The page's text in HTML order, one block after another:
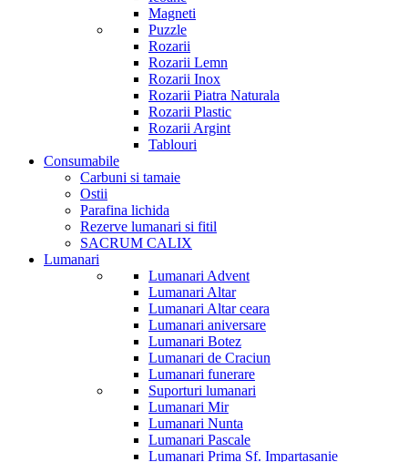
Magneti
Puzzle
Rozarii
Rozarii Lemn
Rozarii Inox
Rozarii Piatra Naturala
Rozarii Plastic
Rozarii Argint
Tablouri
Consumabile
Carbuni si tamaie
Ostii
Parafina lichida
Rezerve lumanari si fitil
SACRUM CALIX
Lumanari
Lumanari Advent
Lumanari Altar
Lumanari Altar ceara
Lumanari aniversare
Lumanari Botez
Lumanari de Craciun
Lumanari funerare
Suporturi lumanari
Lumanari Mir
Lumanari Nunta
Lumanari Pascale
Lumanari Prima Sf. Impartasanie